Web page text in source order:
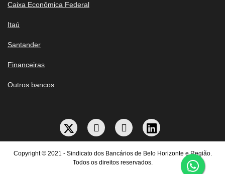
Caixa Econômica Federal
Itaú
Santander
Financeiras
Outros bancos
Copyright © 2021 - Sindicato dos Bancários de Belo Horizonte e Região.
Todos os direitos reservados.